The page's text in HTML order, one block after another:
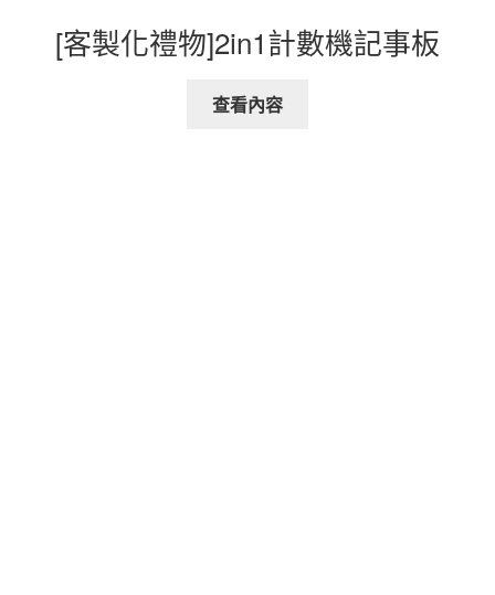
[客製化禮物]2in1計數機記事板
查看內容